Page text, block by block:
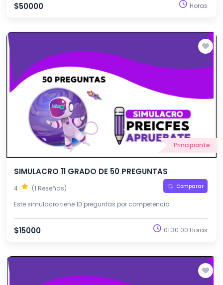
$50000 Horas
Principiante
SIMULACRO 11 GRADO DE 50 PREGUNTAS
4 (1 Reseñas) Comparar
Este simulacro tiene 10 preguntas por competencia
$15000 01:30:00 Horas